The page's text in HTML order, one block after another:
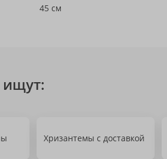
45 см
ищут:
Хризантемы с доставкой